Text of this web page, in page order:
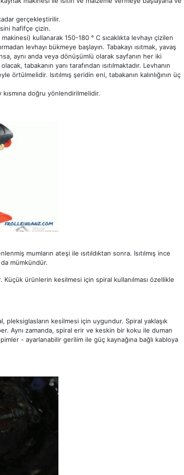
gerçekleştirilir.
hafifçe çizin.
kullanarak 150-180 ° C sıcaklıkta levhayı çizilen
levhayı bükmeye başlayın. Tabakayı ısıtmak, yavaş
aynı anda veya dönüşümlü olarak sayfanın her iki
tabakanın yanı tarafından ısıtılmaktadır. Levhanın
Isıtılmış şeridin eni, tabakanın kalınlığının üç
kısmına doğru yönlendirilmelidir.
mumların ateşi ile ısıtıldıktan sonra. Isıtılmış ince
mümkündür.
Küçük ürünlerin kesilmesi için spiral kullanılması özellikle
pleksiglasların kesilmesi için uygundur. Spiral yaklaşık
Aynı zamanda, spiral erir ve keskin bir koku ile duman
- ayarlanabilir gerilim ile güç kaynağına bağlı kabloya